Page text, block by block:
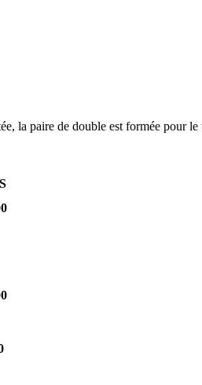
la paire de double est formée pour